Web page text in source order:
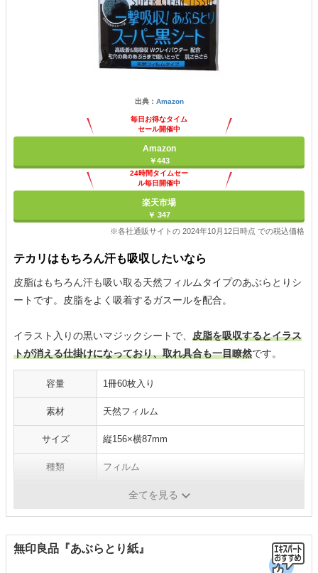
出典： Amazon
毎日お得なタイム
セール開催中
Amazon
￥443
24時間タイムセー
ル毎日開催中
楽天市場
￥ 347
※各社通販サイトの 2024年10月12日時点 での税込価格
テカリはもちろん汗も吸収したいなら
皮脂はもちろん汗も吸い取る天然フィルムタイプのあぶらとりシ
ートです。皮脂をよく吸着するガスールを配合。
イラスト入りの黒いマジックシートで、 皮脂を吸収するとイラス
トが消える仕掛けになっており、取れ具合も一目瞭然です。
容量 1冊60枚入り
素材 天然フィルム
サイズ 縦156×横87mm
種類 フィルム
全てを見る
無印良品『あぶらとり紙』